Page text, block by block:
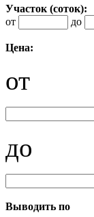
Участок (соток):
от
до
Цена:
от
до
Выводить по